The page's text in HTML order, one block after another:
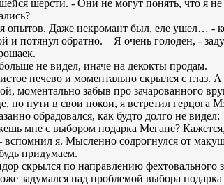
шерсти. - Они не могут понять, что я
опытов. Даже некромант был, еле ушел… -
и потянул обратно. – Я очень голоден, -
не видел, иначе на декокты продам.
печево и моментально скрылся с глаз.
моментально забыв про зачарованного
по пути в свои покои, я встретил герцога
обрадовался, как будто долго не видел:
мне с выбором подарка Мегане?
я. Мысленно содрогнулся от
придумаем.
скрылся по направлению фехтовального
задумался над проблемой выбора